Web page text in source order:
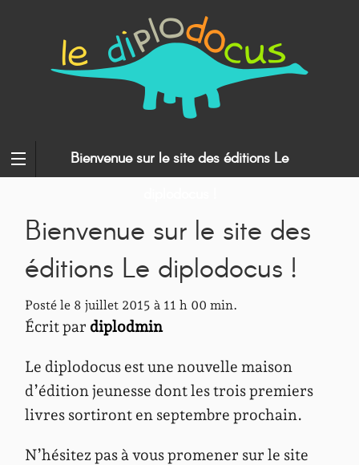
Bienvenue sur le site des éditions Le
Bienvenue sur le site des
éditions Le diplodocus !
Posté le 8 juillet 2015 à 11 h 00 min.
Écrit par diplodmin
Le diplodocus est une nouvelle maison
d’édition jeunesse dont les trois premiers
livres sortiront en septembre prochain.
N’hésitez pas à vous promener sur le site